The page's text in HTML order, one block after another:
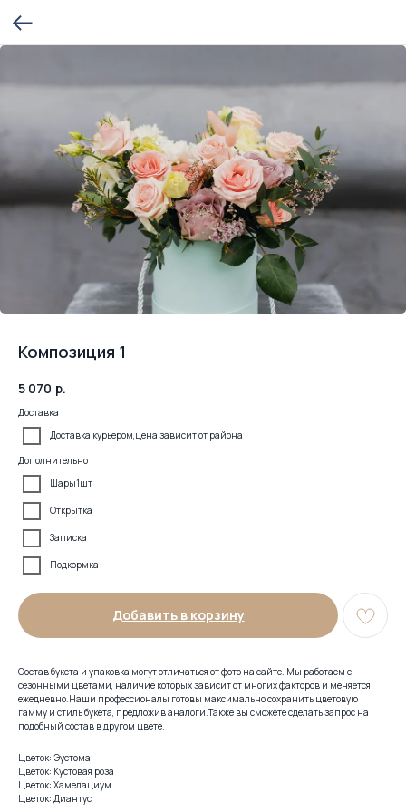
Композиция 1
5 070 р.
Доставка
Доставка курьером,цена зависит от района
Дополнительно
Шары1шт
Открытка
Записка
Подкормка
Добавить в корзину
Состав букета и упаковка могут отличаться от фото на сайте. Мы работаем с
сезонными цветами, наличие которых зависит от многих факторов и меняется
ежедневно.Наши профессионалы готовы максимально сохранить цветовую
гамму и стиль букета, предложив аналоги.Также вы сможете сделать запрос на
подобный состав в другом цвете.
Цветок: Эустома
Цветок: Кустовая роза
Цветок: Хамелациум
Цветок: Диантус